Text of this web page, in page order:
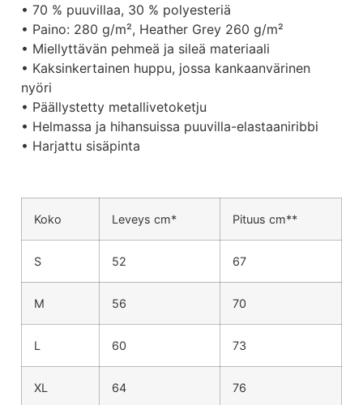
• 70 % puuvillaa, 30 % polyesteriä
• Paino: 280 g/m², Heather Grey 260 g/m²
• Miellyttävän pehmeä ja sileä materiaali
• Kaksinkertainen huppu, jossa kankaanvärinen
nyöri
• Päällystetty metallivetoketju
• Helmassa ja hihansuissa puuvilla-elastaaniribbi
• Harjattu sisäpinta
Koko Leveys cm* Pituus cm**
S 52 67
M 56 70
L 60 73
XL 64 76